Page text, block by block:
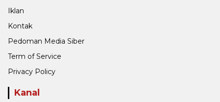
Iklan
Kontak
Pedoman Media Siber
Term of Service
Privacy Policy
Kanal